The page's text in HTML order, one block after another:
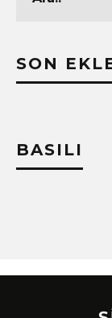
SON
BASILI